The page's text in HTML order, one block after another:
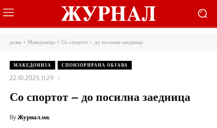
дома Македонија Со спортот – до посилна заедница
МАКЕДОНИЈА СПОНЗОРИРАНА ОБЈАВА
22.10.2025 11:29
Со спортот – до посилна заедница
ByЖурнал.мк